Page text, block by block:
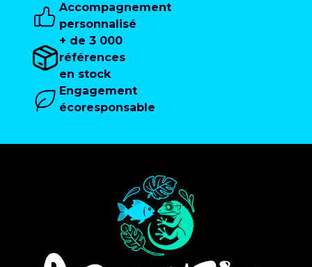
Accompagnement
personnalisé
+ de 3 000
références
en stock
Engagement
écoresponsable